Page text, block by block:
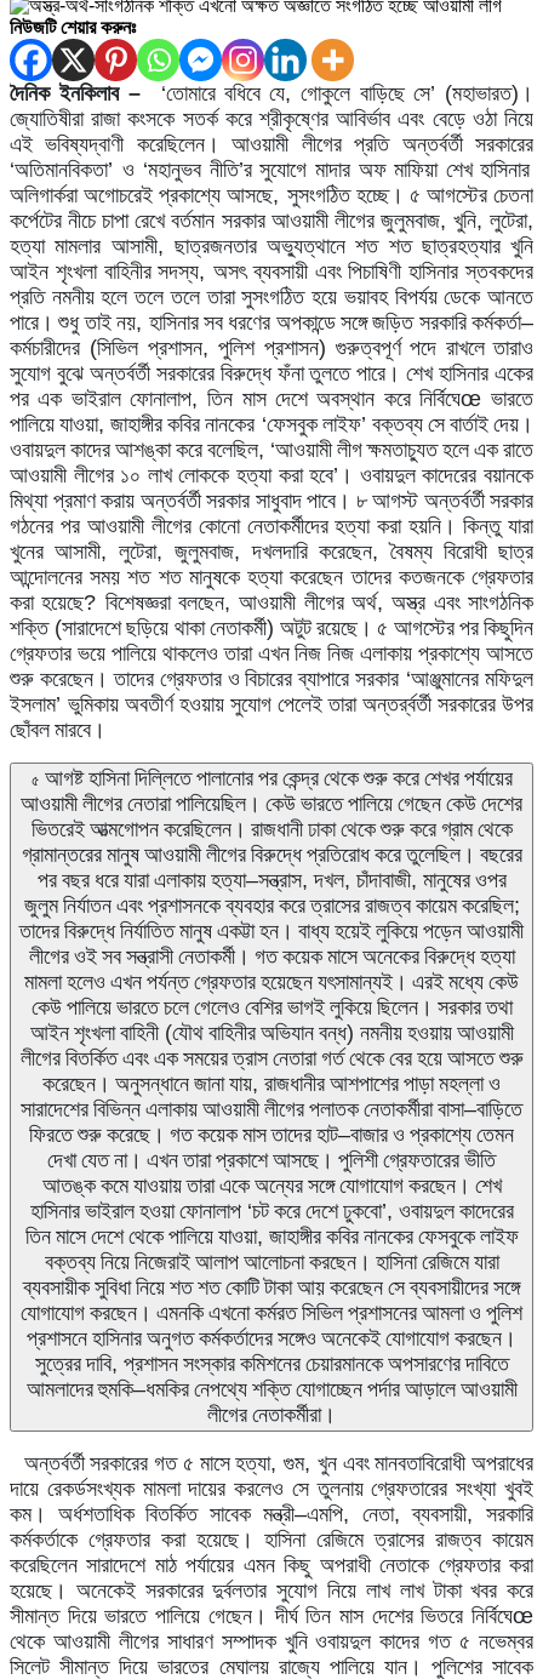
নিউজটি শেয়ার করুনঃ
দৈনিক ইনকিলাব – ‘তোমারে বধিবে যে,গোকুলে বাড়িছে সে’ (মহাভারত) ।
জ্যোতিষীরা রাজা কংসকে সতর্ক করে শ্রীকৃষ্ণের আবির্ভাব এবং বেড়ে ওঠা নিয়ে
এই ভবিষ্যদ্বাণী করেছিলেন। আওয়ামী লীগের প্রতি অন্তর্বর্তী সরকারের
‘অতিমানবিকতা’ ও ‘মহানুভব নীতি’র সুযোগে মাদার অফ মাফিয়া শেখ হাসিনার
অলিগার্করা অগোচরেই প্রকাশ্যে আসছে, সুসংগঠিত হচ্ছে। ৫ আগস্টের চেতনা
কর্পেটের নীচে চাপা রেখে বর্তমান সরকার আওয়ামী লীগের জুলুমবাজ, খুনি,লুটেরা,
হত্যা মামলার আসামী, ছাত্রজনতার অভ্যুত্থানে শত শত ছাত্রহত্যার খুনি
আইন শৃংখলা বাহিনীর সদস্য,অসৎ ব্যবসায়ী এবং পিচাষিণী হাসিনার স্তবকদের
প্রতি নমনীয় হলে তলে তলে তারা সুসংগঠিত হয়ে ভয়াবহ বিপর্যয় ডেকে আনতে
পারে। শুধু তাই নয়, হাসিনার সব ধরণের অপকান্ডে সঙ্গে জড়িত সরকারি কর্মকর্তা–
কর্মচারীদের(সিভিল প্রশাসন,পুলিশ প্রশাসন) গুরুত্বপূর্ণ পদে রাখলে তারাও
সুযোগ বুঝে অন্তর্বর্তী সরকারের বিরুদ্ধে ফঁনা তুলতে পারে। শেখ হাসিনার একের
পর এক ভাইরাল ফোনালাপ,তিন মাস দেশে অবস্থান করে নির্বিঘেœভারতে
পালিয়ে যাওয়া,জাহাঙ্গীর কবির নানকের‘ফেসবুক লাইফ’ বক্তব্য সে বার্তাই দেয়।
ওবায়দুল কাদের আশঙ্কা করে বলেছিল, ‘আওয়ামী লীগ ক্ষমতাচ্যুত হলে এক রাতে
আওয়ামী লীগের ১০ লাখ লোককে হত্যা করা হবে’ । ওবায়দুল কাদেরের বয়ানকে
মিথ্যা প্রমাণ করায় অন্তর্বর্তী সরকার সাধুবাদ পাবে। ৮ আগস্ট অন্তর্বর্তী সরকার
গঠনের পর আওয়ামী লীগের কোনো নেতাকর্মীদের হত্যা করা হয়নি। কিন্তু যারা
খুনের আসামী, লুটেরা, জুলুমবাজ,দখলদারি করেছেন,বৈষম্য বিরোধী ছাত্র
আন্দোলনের সময় শত শত মানুষকে হত্যা করেছেন তাদের কতজনকে গ্রেফতার
করা হয়েছে? বিশেষজ্ঞরা বলছেন,আওয়ামী লীগের অর্থ,অস্ত্র এবং সাংগঠনিক
শক্তি(সারাদেশে ছড়িয়ে থাকা নেতাকর্মী)অটুট রয়েছে। ৫ আগস্টের পর কিছুদিন
গ্রেফতার ভয়ে পালিয়ে থাকলেও তারা এখন নিজ নিজ এলাকায় প্রকাশ্যে আসতে
শুরু করেছেন। তাদের গ্রেফতার ও বিচারের ব্যাপারে সরকার‘আঞ্জুমানের মফিদুল
ইসলাম’ ভুমিকায় অবতীর্ণ হওয়ায় সুযোগ পেলেই তারা অন্তর্র্বর্তী সরকারের উপর
ছোঁবল মারবে।
৫ আগষ্ট হাসিনা দিল্লিতে পালানোর পর কেন্দ্র থেকে শুরু করে শেখর পর্যায়ের
আওয়ামী লীগের নেতারা পালিয়েছিল। কেউ ভারতে পালিয়ে গেছেন কেউ দেশের
ভিতরেই আত্মগোপন করেছিলেন। রাজধানী ঢাকা থেকে শুরু করে গ্রাম থেকে
গ্রামান্তরের মানুষ আওয়ামী লীগের বিরুদ্ধে প্রতিরোধ করে তুলেছিল। বছরের
পর বছর ধরে যারা এলাকায় হত্যা–সন্ত্রাস,দখল, চাঁদাবাজী, মানুষের ওপর
জুলুম নির্যাতন এবং প্রশাসনকে ব্যবহার করে ত্রাসের রাজত্ব কায়েম করেছিল;
তাদের বিরুদ্ধে নির্যাতিত মানুষ একট্টা হন। বাধ্য হয়েই লুকিয়ে পড়েন আওয়ামী
লীগের ওই সব সন্ত্রাসী নেতাকর্মী। গত কয়েক মাসে অনেকের বিরুদ্ধে হত্যা
মামলা হলেও এখন পর্যন্ত গ্রেফতার হয়েছেন যৎসামান্যই। এরই মধ্যে কেউ
কেউ পালিয়ে ভারতে চলে গেলেও বেশির ভাগই লুকিয়ে ছিলেন। সরকার তথা
আইন শৃংখলা বাহিনী(যৌথ বাহিনীর অভিযান বন্ধ) নমনীয় হওয়ায় আওয়ামী
লীগের বিতর্কিত এবং এক সময়ের ত্রাস নেতারা গর্ত থেকে বের হয়ে আসতে শুরু
করেছেন। অনুসন্ধানে জানা যায়, রাজধানীর আশপাশের পাড়া মহল্লা ও
সারাদেশের বিভিন্ন এলাকায় আওয়ামী লীগের পলাতক নেতাকর্মীরা বাসা–বাড়িতে
ফিরতে শুরু করেছে। গত কয়েক মাস তাদের হাট–বাজার ও প্রকাশ্যে তেমন
দেখা যেত না। এখন তারা প্রকাশে আসছে। পুলিশী গ্রেফতারের ভীতি
আতঙ্ক কমে যাওয়ায় তারা একে অন্যের সঙ্গে যোগাযোগ করছেন। শেখ
হাসিনার ভাইরাল হওয়া ফোনালাপ‘চট করে দেশে ঢুকবো’, ওবায়দুল কাদেরের
তিন মাসে দেশে থেকে পালিয়ে যাওয়া, জাহাঙ্গীর কবির নানকের ফেসবুকে লাইফ
বক্তব্য নিয়ে নিজেরাই আলাপ আলোচনা করছেন। হাসিনা রেজিমে যারা
ব্যবসায়ীক সুবিধা নিয়ে শত শত কোটি টাকা আয় করেছেন সে ব্যবসায়ীদের সঙ্গে
যোগাযোগ করছেন। এমনকি এখনো কর্মরত সিভিল প্রশাসনের আমলা ও পুলিশ
প্রশাসনে হাসিনার অনুগত কর্মকর্তাদের সঙ্গেও অনেকেই যোগাযোগ করছেন।
সুত্রের দাবি, প্রশাসন সংস্কার কমিশনের চেয়ারমানকে অপসারণের দাবিতে
আমলাদের হুমকি–ধমকির নেপথ্যে শক্তি যোগাচ্ছেন পর্দার আড়ালে আওয়ামী
লীগের নেতাকর্মীরা।
অন্তর্বর্তী সরকারের গত ৫ মাসে হত্যা, গুম, খুন এবং মানবতাবিরোধী অপরাধের
দায়ে রেকর্ডসংখ্যক মামলা দায়ের করলেও সে তুলনায় গ্রেফতারের সংখ্যা খুবই
কম।
অর্ধশতাধিক বিতর্কিত সাবেক মন্ত্রী–এমপি, নেতা,ব্যবসায়ী,সরকারি
কর্মকর্তাকে গ্রেফতার করা হয়েছে। হাসিনা রেজিমে ত্রাসের রাজত্ব কায়েম
করেছিলেন সারাদেশে মাঠ পর্যায়ের এমন কিছু অপরাধী নেতাকে গ্রেফতার করা
হয়েছে। অনেকেই সরকারের দুর্বলতার সুযোগ নিয়ে লাখ লাখ টাকা খবর করে
সীমান্ত দিয়ে ভারতে পালিয়ে গেছেন। দীর্ঘ তিন মাস দেশের ভিতরে নির্বিঘেœ
থেকে আওয়ামী লীগের সাধারণ সম্পাদক খুনি ওবায়দুল কাদের গত ৫ নভেম্বর
সিলেট সীমান্ত দিয়ে ভারতের মেঘালয় রাজ্যে পালিয়ে যান। পুলিশের সাবেক